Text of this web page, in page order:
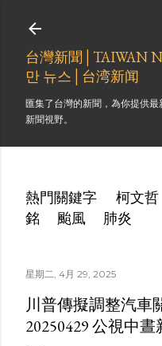
台灣新聞│TAIWAN
만 뉴스│台湾新闻
匯集了台灣的新聞，為你提供
新聞視野。
熱門關鍵字 柯文哲
銘
颱風 肺炎
星期二, 4月 29, 2025
川普傳擬調整汽車
20250429 公視中晝